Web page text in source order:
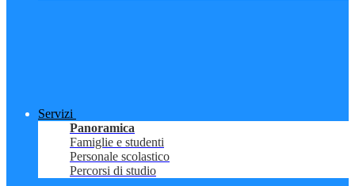
Servizi
Panoramica
Famiglie e studenti
Personale scolastico
Percorsi di studio